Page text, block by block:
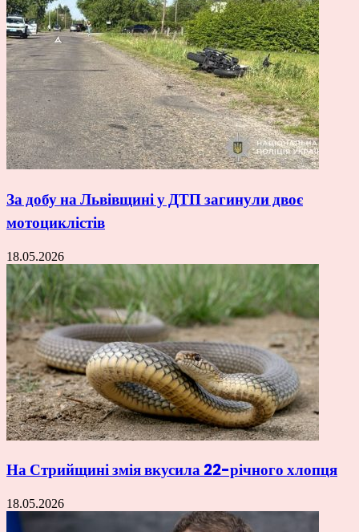
За добу на Львівщині у ДТП загинули двоє
мотоциклістів
18.05.2026
На Стрийщині змія вкусила 22-річного хлопця
18.05.2026